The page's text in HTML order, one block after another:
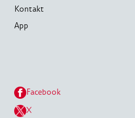
Kontakt
App
Facebook
X